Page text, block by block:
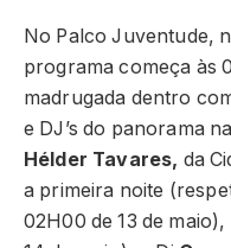
No Palco Juventude,
programa começa às
madrugada dentro
e DJ’s do panorama
Hélder Tavares, da
a primeira noite
02H00 de 13 de